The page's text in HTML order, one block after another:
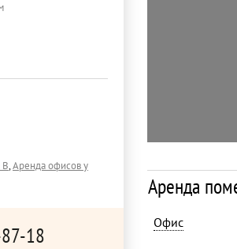
,Аренда офисов у
18
Аренда
Офис